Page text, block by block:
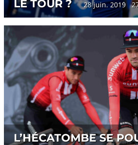
LE TOUR ?
28 juin. 2019
L’HÉCATOMBE SE